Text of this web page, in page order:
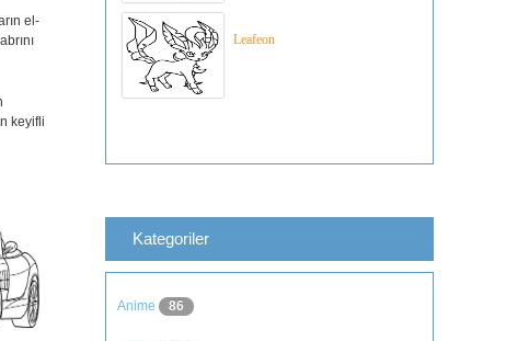
el-
keyifli
Leafeon
Kategoriler
Anime 86